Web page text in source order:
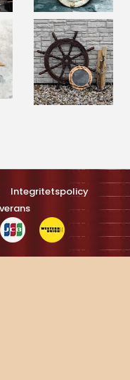
Integritetspolicy
feller people and search